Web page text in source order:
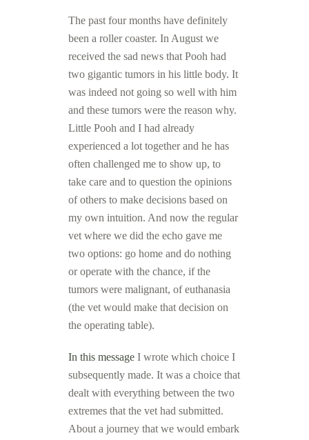
The past four months have definitely
been a roller coaster. In August we
received the sad news that Pooh had
two gigantic tumors in his little body. It
was indeed not going so well with him
and these tumors were the reason why.
Little Pooh and I had already
experienced a lot together and he has
often challenged me to show up, to
take care and to question the opinions
of others to make decisions based on
my own intuition. And now the regular
vet where we did the echo gave me
two options: go home and do nothing
or operate with the chance, if the
tumors were malignant, of euthanasia
(the vet would make that decision on
the operating table).
In this message I wrote which choice I
subsequently made. It was a choice that
dealt with everything between the two
extremes that the vet had submitted.
About a journey that we would embark